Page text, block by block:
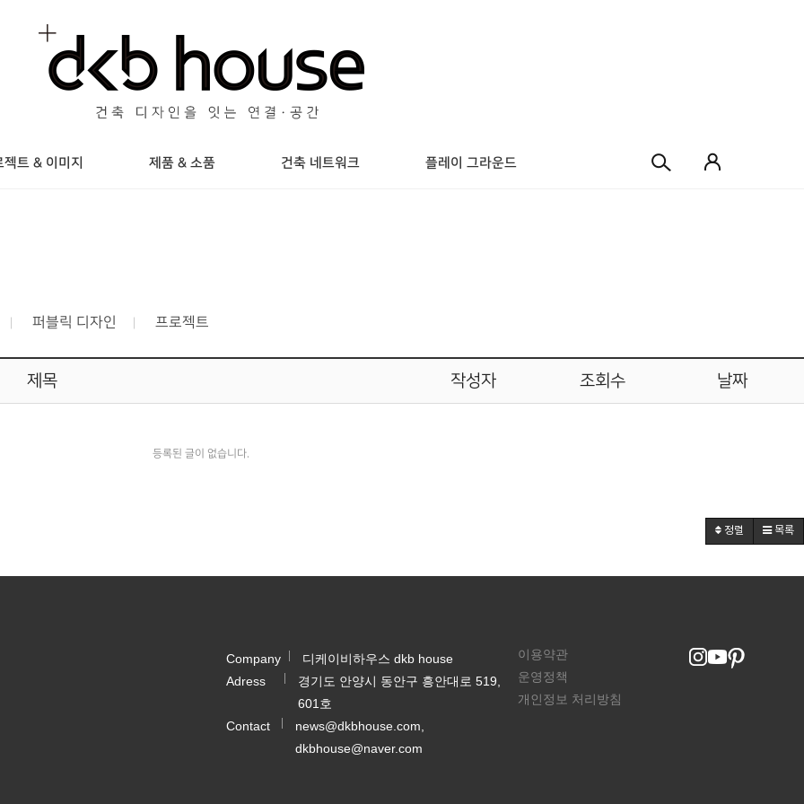
젝트 & 이미지 제품 & 소품 건축 네트워크 플레이 그라운드
퍼블릭 디자인 프로젝트
제목 작성자 조회수 날짜
등록된 글이 없습니다.
정렬 목록
Company
디케이비하우스 dkb house
Adress
경기도 안양시 동안구 흥안대로 519,
601호
Contact
news@dkbhouse.com,
dkbhouse@naver.com
이용약관
운영정책
개인정보 처리방침